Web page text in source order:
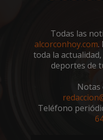
Todas las
alcorconhoy.com.
toda la
deportes de
Notas
Teléfono